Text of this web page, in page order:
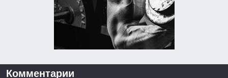
Комментарии